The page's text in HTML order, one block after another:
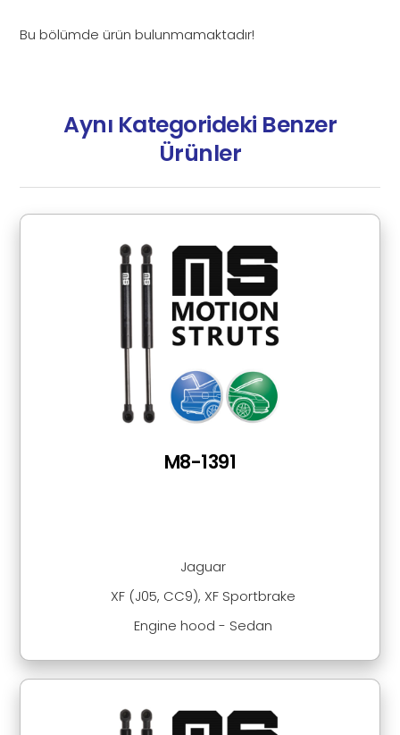
Bu bölümde ürün bulunmamaktadır!
Aynı Kategorideki Benzer
Ürünler
Jaguar
XF (J05, CC9), XF Sportbrake
Engine hood - Sedan
M8-1391